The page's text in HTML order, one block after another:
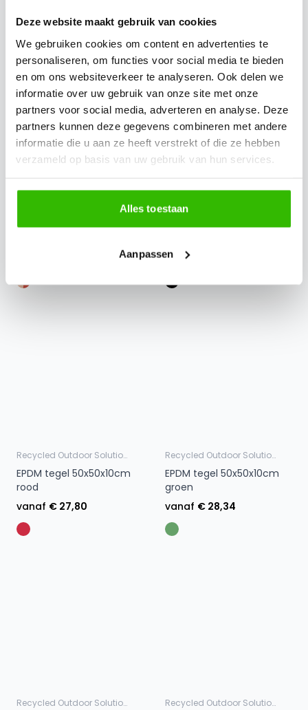
Deze website maakt gebruik van cookies
We gebruiken cookies om content en advertenties te
personaliseren, om functies voor social media te bieden
en om ons websiteverkeer te analyseren. Ook delen we
informatie over uw gebruik van onze site met onze
partners voor social media, adverteren en analyse. Deze
partners kunnen deze gegevens combineren met andere
informatie die u aan ze heeft verstrekt of die ze hebben
verzameld op basis van uw gebruik van hun services.
Alles toestaan
Aanpassen
Recycled Outdoor Solutions
EPDM tegel 50x50x8cm
EPDM tegel 50x50x10cm
vanaf
Recycled Outdoor Solutions
EPDM tegel 50x50x10cm
rood
vanaf € 27,80
Recycled Outdoor Solutions
EPDM tegel 50x50x10cm
groen
vanaf € 28,34
Recycled Outdoor Solutions Recycled Outdoor Solutions